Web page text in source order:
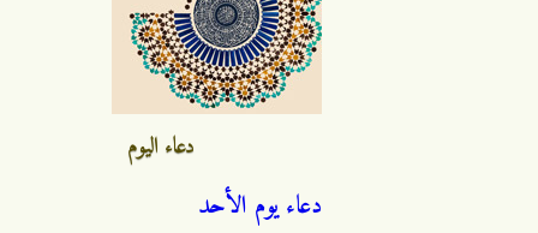
دعاء اليوم
دعاء يوم الأحد